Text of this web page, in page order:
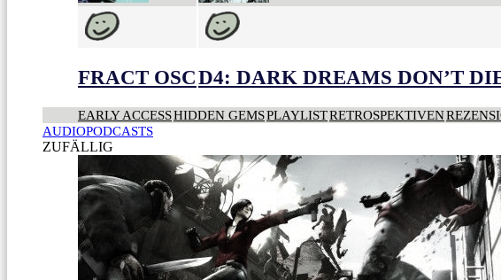
FRACT OSCD4: DARK DREAMS DON’T
EARLY ACCESSHIDDEN GEMSPLAYLISTRETROSPEKTIVEN
AUDIOPODCASTS
ZUFÄLLIG